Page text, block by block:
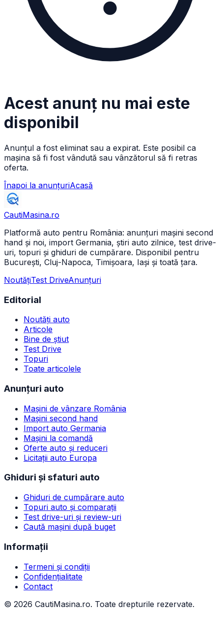
Acest anunț nu mai este
disponibil
Anunțul a fost eliminat sau a expirat. Este posibil ca
mașina să fi fost vândută sau vânzătorul să fi retras
oferta.
Înapoi la anunțuriAcasă
CautiMasina.ro
Platformă auto pentru România: anunțuri mașini second
hand și noi, import Germania, știri auto zilnice, test drive-
uri, topuri și ghiduri de cumpărare. Disponibil pentru
București, Cluj-Napoca, Timișoara, Iași și toată țara.
NoutățiTest DriveAnunțuri
Editorial
Noutăți auto
Articole
Bine de știut
Test Drive
Topuri
Toate articolele
Anunțuri auto
Mașini de vânzare România
Mașini second hand
Import auto Germania
Mașini la comandă
Oferte auto și reduceri
Licitații auto Europa
Ghiduri și sfaturi auto
Ghiduri de cumpărare auto
Topuri auto și comparații
Test drive-uri și review-uri
Caută mașini după buget
Informații
Termeni și condiții
Confidențialitate
Contact
© 2026 CautiMasina.ro. Toate drepturile rezervate.